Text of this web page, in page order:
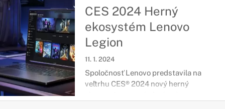
a technológiou Copilot.
CES 2024 Herný
ekosystém Lenovo
Legion
11. 1. 2024
Spoločnosť Lenovo predstavila na
veľtrhu CES® 2024 nový herný